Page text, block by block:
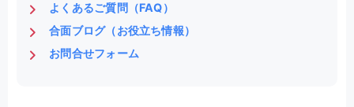
よくあるご質問（FAQ）
合面ブログ（お役立ち情報）
お問合せフォーム